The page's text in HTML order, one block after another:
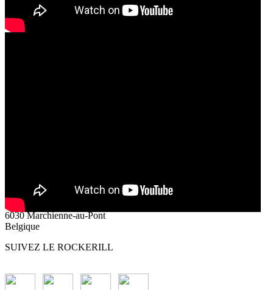
+ La Cathédrale
Rue de la providence, 136
6030 Marchienne-au-Pont
Belgique
SUIVEZ LE ROCKERILL